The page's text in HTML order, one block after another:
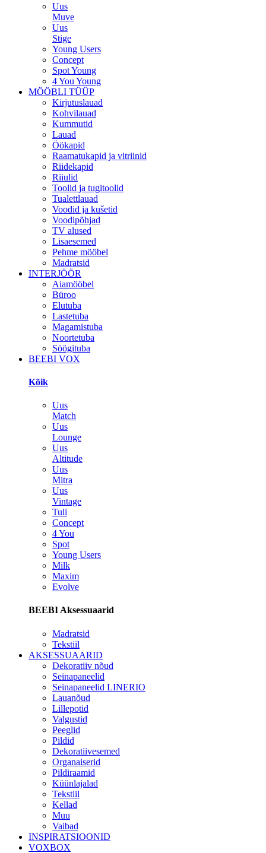
Uus
Muve
Uus
Stige
Young Users
Concept
Spot Young
4 You Young
MÖÖBLI TÜÜP
Kirjutuslauad
Kohvilauad
Kummutid
Lauad
Öökapid
Raamatukapid ja vitriinid
Riidekapid
Riiulid
Toolid ja tugitoolid
Tualettlauad
Voodid ja kušetid
Voodipõhjad
TV alused
Lisaesemed
Pehme mööbel
Madratsid
INTERJÖÖR
Aiamööbel
Büroo
Elutuba
Lastetuba
Magamistuba
Noortetuba
Söögituba
BEEBI VOX
Kõik
Uus
Match
Uus
Lounge
Uus
Altitude
Uus
Mitra
Uus
Vintage
Tuli
Concept
4 You
Spot
Young Users
Milk
Maxim
Evolve
BEEBI Aksessuaarid
Madratsid
Tekstiil
AKSESSUAARID
Dekoratiiv nõud
Seinapaneelid
Seinapaneelid LINERIO
Lauanõud
Lillepotid
Valgustid
Peeglid
Pildid
Dekoratiivesemed
Organaiserid
Pildiraamid
Küünlajalad
Tekstiil
Kellad
Muu
Vaibad
INSPIRATSIOONID
VOXBOX